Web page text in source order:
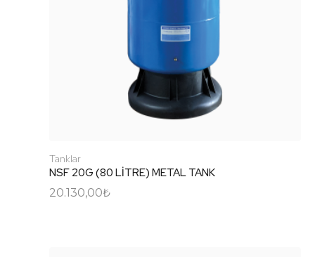
Tanklar
NSF 20G (80 LİTRE) METAL TANK
20.130,00₺